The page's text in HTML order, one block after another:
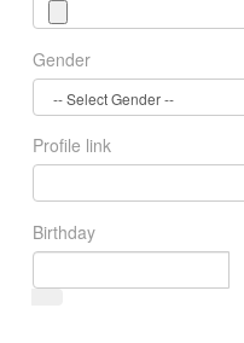
Gender
Profile link
Birthday